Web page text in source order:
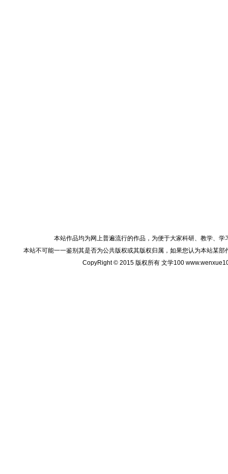
本站作品均为网上普遍流行的作品，为便于大家科研、教学、
本站不可能一一鉴别其是否为公共版权或其版权归属，如果您认为本站某
CopyRight © 2015 版权所有 文学100